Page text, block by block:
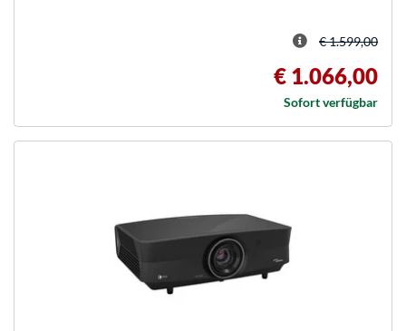
€ 1.599,00
€ 1.066,00
Sofort verfügbar